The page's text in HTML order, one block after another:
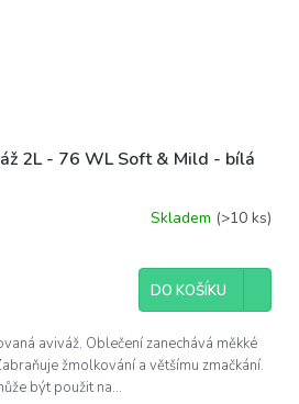
2L - 76 WL Soft & Mild - bílá
Skladem (>10 ks)
DO KOŠÍKU
aviváž. Oblečení zanechává měkké
žmolkování a většímu zmačkání.
být použit na...